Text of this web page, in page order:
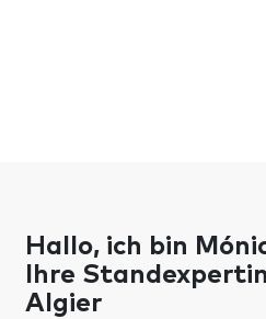
Hallo, ich bin
Ihre
Algier